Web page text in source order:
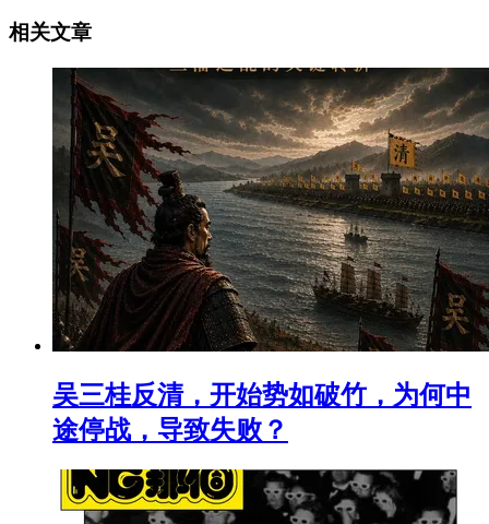
相关文章
吴三桂反清，开始势如破竹，为何中
途停战，导致失败？